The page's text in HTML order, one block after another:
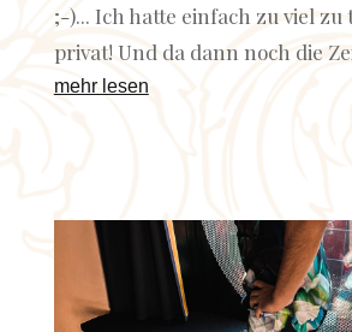
;-)... Ich hatte einfach zu viel zu
privat! Und da dann noch die
mehr lesen